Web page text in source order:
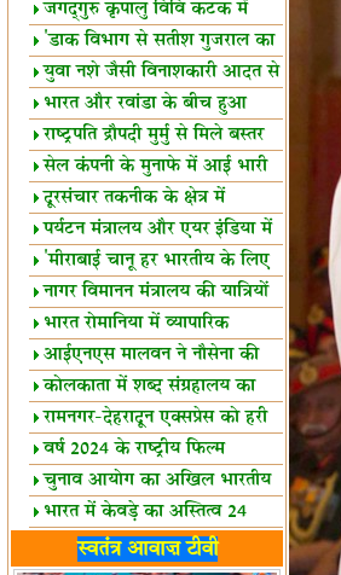
स्थल घोषित
जगद्गुरु कृपालु विवि कटक में
शैक्षिक सत्र शुरू
'डाक विभाग से सतीश गुजराल का
रिश्ता गहरा'
युवा नशे जैसी विनाशकारी आदत से
दूर रहें-मोदी
भारत और रवांडा के बीच हुआ
व्यापार विस्तार
राष्ट्रपति द्रौपदी मुर्मु से मिले बस्तर
के प्रतिनिधि
सेल कंपनी के मुनाफे में आई भारी
उछाल!
दूरसंचार तकनीक के क्षेत्र में
उत्कृष्टता पुरस्कार
पर्यटन मंत्रालय और एयर इंडिया में
समझौता
'मीराबाई चानू हर भारतीय के लिए
प्रेरणा'
नागर विमानन मंत्रालय की यात्रियों
को सलाह
भारत रोमानिया में व्यापारिक
साझेदारियां
आईएनएस मालवन ने नौसेना की
ताकत बढ़ाई
कोलकाता में शब्द संग्रहालय का
उद्घाटन
रामनगर-देहरादून एक्सप्रेस को हरी
झंडीवर्ष 2024 के राष्ट्रीय फिल्म
पुरस्कारों की घोषणा
चुनाव आयोग का अखिल भारतीय
मीडिया सम्मेलन
भारत में केवड़े का अस्तित्‍व 24
लाख वर्ष!
लखनऊ में 'एक राष्ट्र एक चुनाव'
स्वतंत्र आवाज़ टीवी